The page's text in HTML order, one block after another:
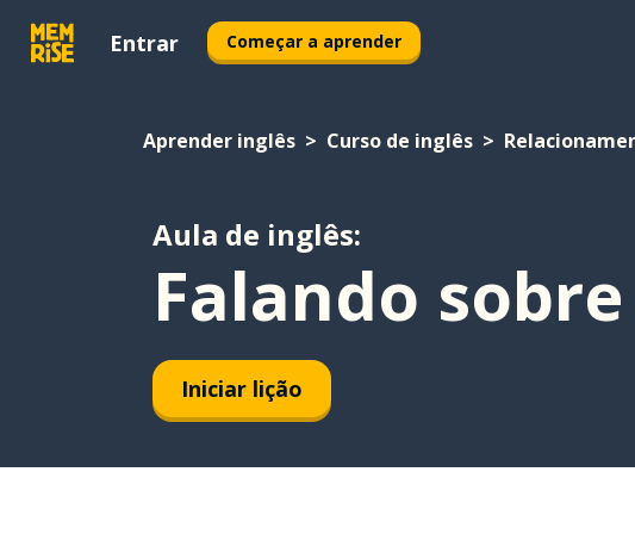
Entrar Começar a aprender
Aprender inglês Curso de inglês
Aula de inglês:
Falando
Iniciar lição